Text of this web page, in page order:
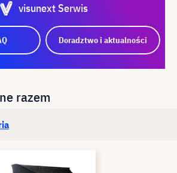
visunext Serwis
Doradztwo i aktualności
razem